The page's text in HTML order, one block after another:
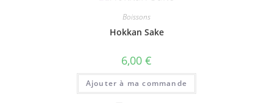
Boissons
Hokkan Sake
6,00 €
Ajouter à ma commande